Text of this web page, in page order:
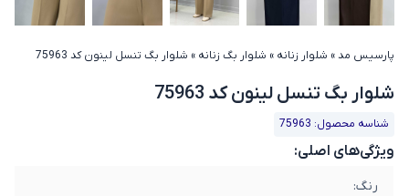
پارسیس مد» شلوار زنانه » شلوار بگ زنانه » شلوار بگ تنسل لینون کد 75963
شلوار بگ تنسل لینون کد 75963
شناسه محصول: 75963
ویژگی‌های اصلی:
رنگ: